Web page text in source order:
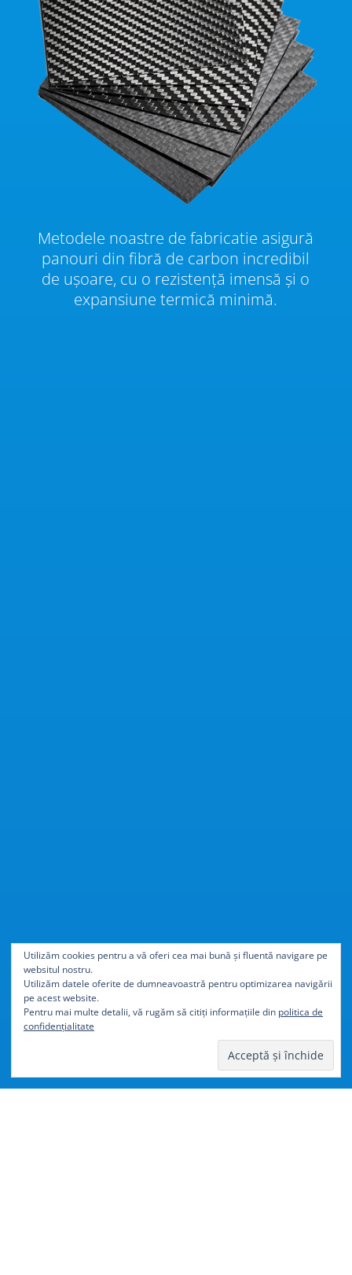
Metodele noastre de fabricatie asigură
panouri din fibră de carbon incredibil
de ușoare, cu o rezistență imensă și o
expansiune termică minimă.
Cu40% mai ușordecât
aluminiul
Utilizăm cookies pentru a vă oferi cea mai bună și fluentă navigare pe
websitul nostru.
Utilizăm datele oferite de dumneavoastră pentru optimizarea navigării
pe acest website.
Pentru mai multe detalii, vă rugăm să citiți informațiile din politica de
confidențialitate